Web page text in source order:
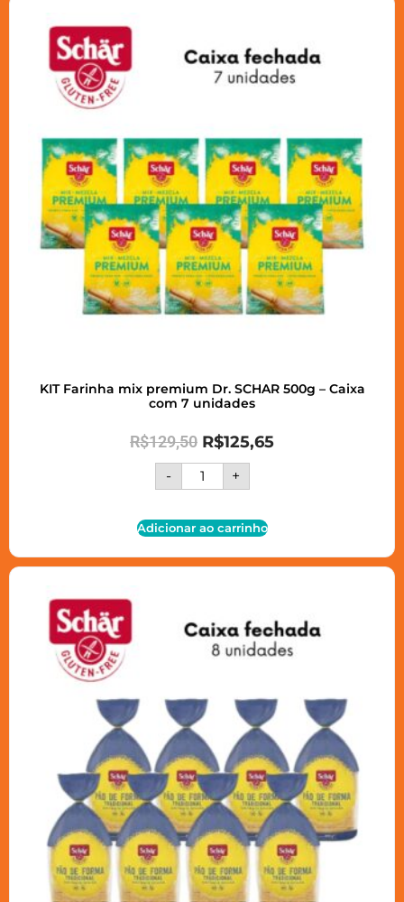
KIT Farinha mix premium Dr. SCHAR 500g – Caixa
com 7 unidades
R$129,50 R$125,65
- +
Adicionar ao carrinho